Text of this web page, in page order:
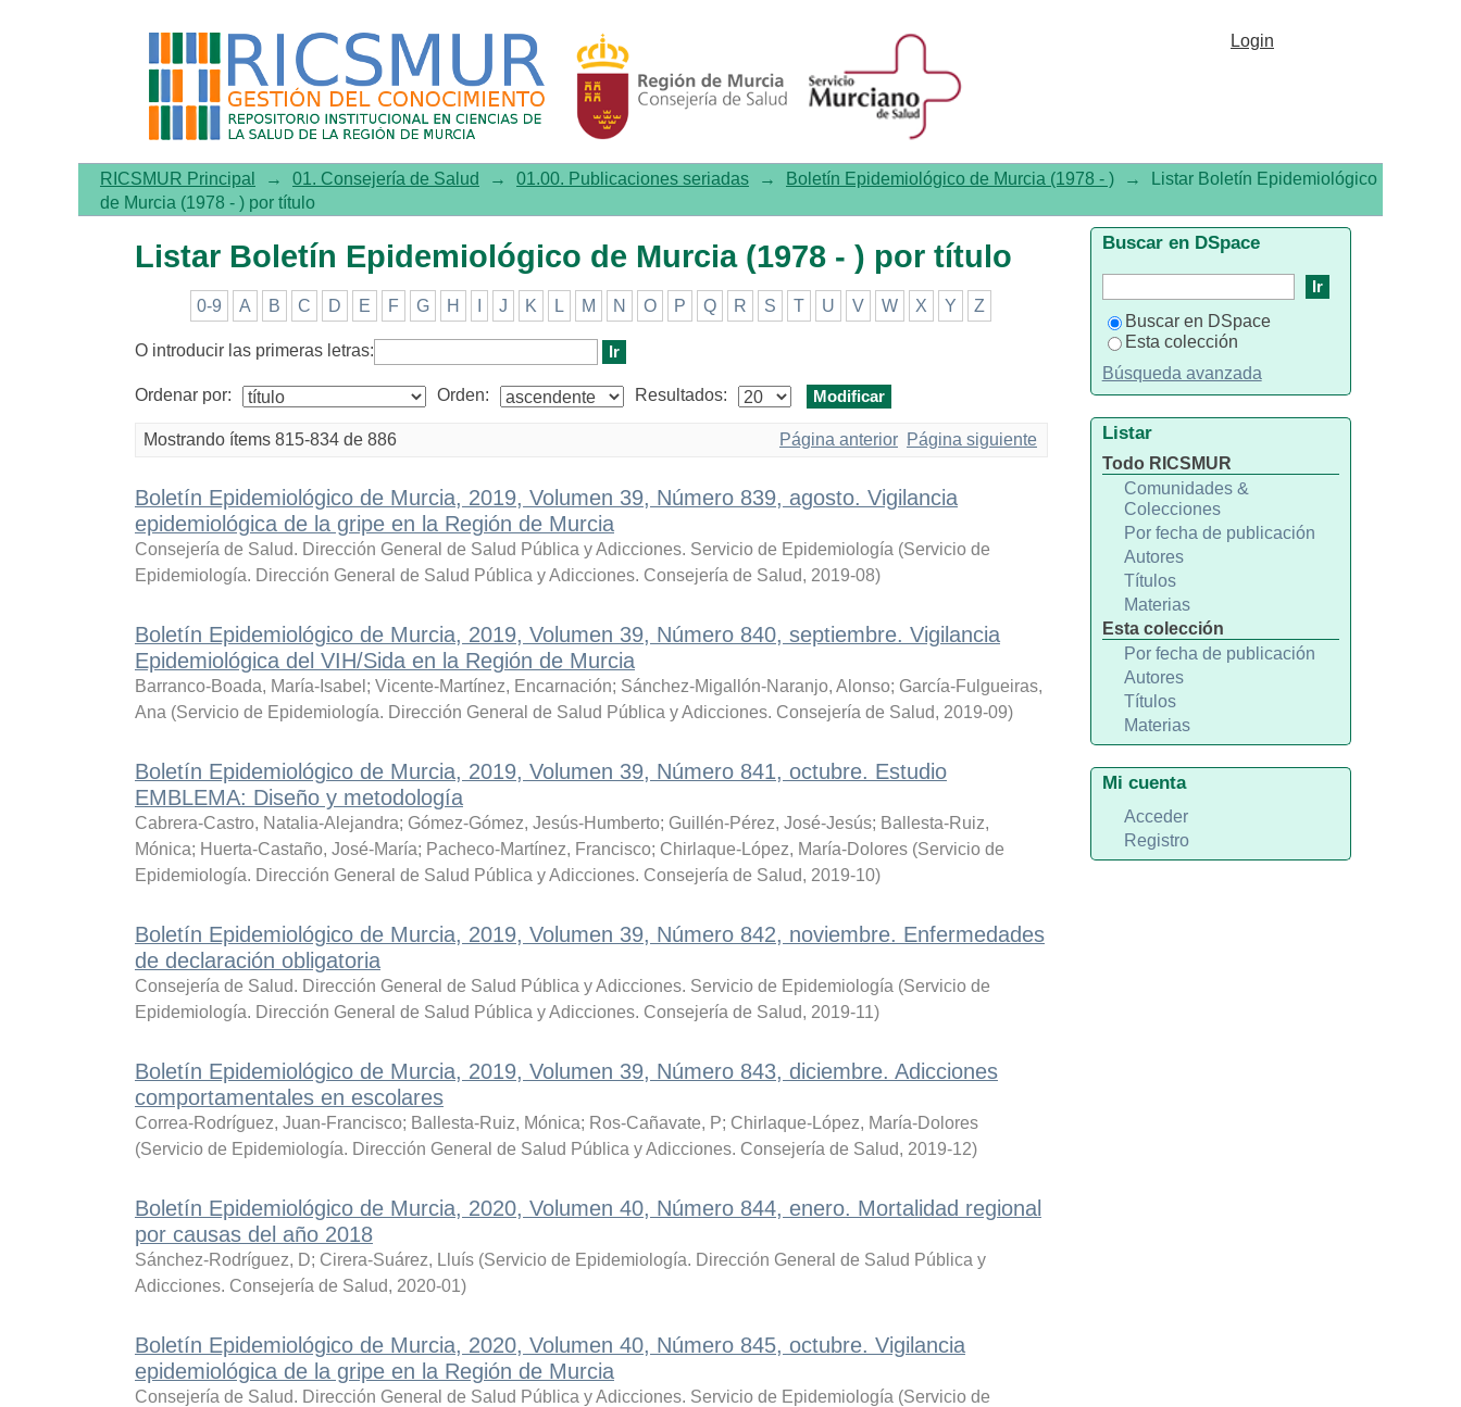
Listar Boletín Epidemiológico de Murcia (1978 - ) por título Login
RICSMUR Principal → 01. Consejería de Salud → 01.00. Publicaciones seriadas → Boletín Epidemiológico de Murcia (1978 - ) →
Listar Boletín Epidemiológico
de Murcia (1978 - ) por título
Listar Boletín Epidemiológico de Murcia (1978 - ) por título
0-9 A B C D E F G H J K L M N O P Q R S T U V W X Y Z
O introducir las primeras letras:
Ordenar por: Orden: Resultados:
Mostrando ítems 815-834 de 886 Página anterior Página siguiente
Boletín Epidemiológico de Murcia, 2019, Volumen 39, Número 839, agosto. Vigilancia
epidemiológica de la gripe en la Región de Murcia
Consejería de Salud. Dirección General de Salud Pública y Adicciones. Servicio de Epidemiología (Servicio de
Epidemiología. Dirección General de Salud Pública y Adicciones. Consejería de Salud, 2019-08)
Boletín Epidemiológico de Murcia, 2019, Volumen 39, Número 840, septiembre. Vigilancia
Epidemiológica del VIH/Sida en la Región de Murcia
Barranco-Boada, María-Isabel ; Vicente-Martínez, Encarnación; Sánchez-Migallón-Naranjo, Alonso; García-Fulgueiras,
Ana (Servicio de Epidemiología. Dirección General de Salud Pública y Adicciones. Consejería de Salud, 2019-09)
Boletín Epidemiológico de Murcia, 2019, Volumen 39, Número 841, octubre. Estudio
EMBLEMA: Diseño y metodología
Cabrera-Castro, Natalia-Alejandra; Gómez-Gómez, Jesús-Humberto; Guillén-Pérez, José-Jesús; Ballesta-Ruiz,
Mónica; Huerta-Castaño, José-María; Pacheco-Martínez, Francisco; Chirlaque-López, María-Dolores (Servicio de
Epidemiología. Dirección General de Salud Pública y Adicciones. Consejería de Salud, 2019-10)
Boletín Epidemiológico de Murcia, 2019, Volumen 39, Número 842, noviembre. Enfermedades
de declaración obligatoria
Consejería de Salud. Dirección General de Salud Pública y Adicciones. Servicio de Epidemiología (Servicio de
Epidemiología. Dirección General de Salud Pública y Adicciones. Consejería de Salud, 2019-11)
Boletín Epidemiológico de Murcia, 2019, Volumen 39, Número 843, diciembre. Adicciones
comportamentales en escolares
Correa-Rodríguez, Juan-Francisco; Ballesta-Ruiz, Mónica; Ros-Cañavate, P; Chirlaque-López, María-Dolores
(Servicio de Epidemiología. Dirección General de Salud Pública y Adicciones. Consejería de Salud, 2019-12)
Boletín Epidemiológico de Murcia, 2020, Volumen 40, Número 844, enero. Mortalidad regional
por causas del año 2018
Sánchez-Rodríguez, D; Cirera-Suárez, Lluís (Servicio de Epidemiología. Dirección General de Salud Pública y
Adicciones. Consejería de Salud, 2020-01)
Boletín Epidemiológico de Murcia, 2020, Volumen 40, Número 845, octubre. Vigilancia
epidemiológica de la gripe en la Región de Murcia
Consejería de Salud. Dirección General de Salud Pública y Adicciones. Servicio de Epidemiología (Servicio de
Buscar en DSpace
Buscar en DSpace
Esta colección
Búsqueda avanzada
Listar
Todo RICSMUR
Comunidades &
Colecciones
Por fecha de publicación
Autores
Títulos
Materias
Esta colección
Por fecha de publicación
Autores
Títulos
Materias
Mi cuenta
Acceder
Registro